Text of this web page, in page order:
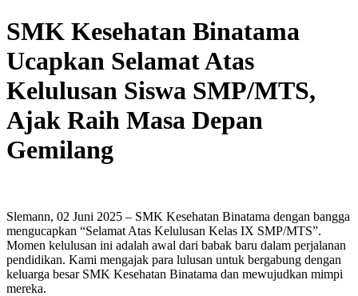
SMK Kesehatan Binatama
Ucapkan Selamat Atas
Kelulusan Siswa SMP/MTS,
Ajak Raih Masa Depan
Gemilang
Slemann, 02 Juni 2025 – SMK Kesehatan Binatama dengan bangga
mengucapkan “Selamat Atas Kelulusan Kelas IX SMP/MTS”.
Momen kelulusan ini adalah awal dari babak baru dalam perjalanan
pendidikan. Kami mengajak para lulusan untuk bergabung dengan
keluarga besar SMK Kesehatan Binatama dan mewujudkan mimpi
mereka.